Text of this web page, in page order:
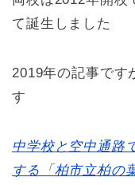
て誕生しました
2019年の記事です
す
中学校と空中通路
する「柏市立柏の